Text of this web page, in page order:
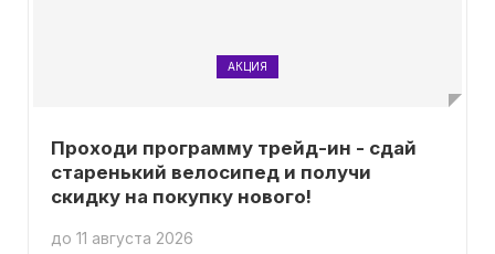
АКЦИЯ
Проходи программу трейд-ин - сдай
старенький велосипед и получи
скидку на покупку нового!
до 11 августа 2026